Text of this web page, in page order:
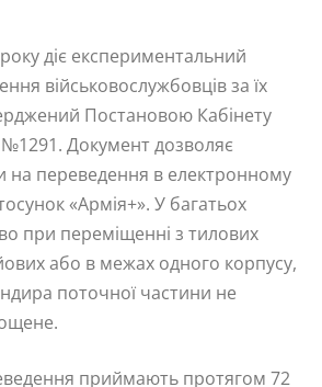
діє експериментальний
військовослужбовців за їх
Постановою Кабінету
№1291. Документ дозволяє
на переведення в електронному
«Армія+». У багатьох
при переміщенні з тилових
або в межах одного корпусу,
поточної частини не
приймають протягом 72